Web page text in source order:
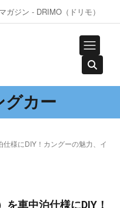
ガジン - DRIMO（ドリモ）
グカー
様にDIY！カングーの魅力、イ
を車中泊仕様にDIY！